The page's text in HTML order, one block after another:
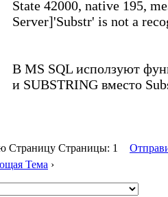
State 42000, native 195,
Server]'Substr' is not a
В MS SQL исползуют
и SUBSTRING вместо
Страницы: 1
Тема ›